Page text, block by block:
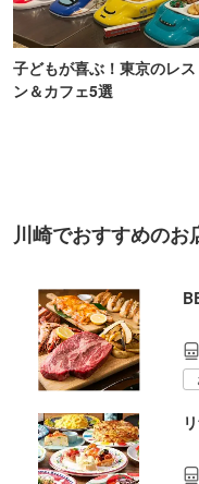
子どもが喜ぶ！東京のレス
ン＆カフェ5選
川崎でおすすめのお